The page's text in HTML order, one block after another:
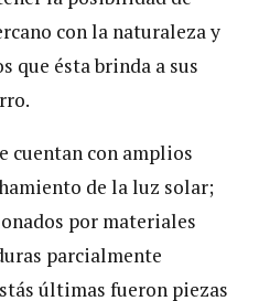
con la naturaleza y
que ésta brinda a sus
cuentan con amplios
de la luz solar;
por materiales
parcialmente
últimas fueron piezas